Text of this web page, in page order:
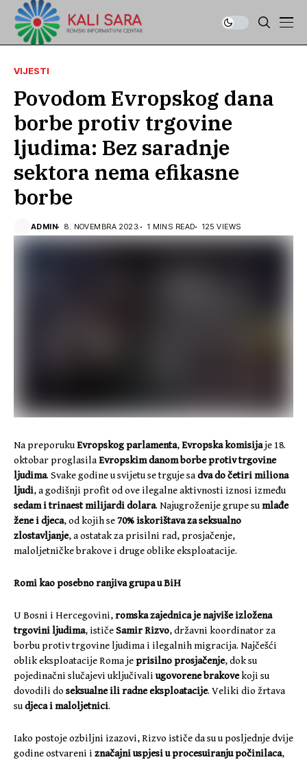
VIJESTI
Povodom Evropskog dana
borbe protiv trgovine
ljudima: Bez saradnje
sektora nema efikasne
borbe
ADMIN 8. NOVEMBRA 2023. 1 MINS READ 125 VIEWS
Na preporukuEvropskog parlamenta,Evropska komisijaje 18.
oktobar proglasilaEvropskim danom borbe protiv trgovine
ljudima. Svake godine u svijetu se trguje sadva do četiri miliona
ljudi, a godišnji profit od ove ilegalne aktivnosti iznosi između
sedam i trinaest milijardi dolara. Najugroženije grupe sumlađe
žene i djeca, od kojih se70% iskorištava za seksualno
zlostavljanje, a ostatak za prisilni rad, prosjačenje,
maloljetničke brakove i druge oblike eksploatacije.
Romi kao posebno ranjiva grupa u BiH
U Bosni i Hercegovini,romska zajednica je najviše izložena
trgovini ljudima, ističeSamir Rizvo, državni koordinator za
borbu protiv trgovine ljudima i ilegalnih migracija. Najčešći
oblik eksploatacije Roma jeprisilno prosjačenje, dok su
pojedinačni slučajevi uključivaliugovorene brakovekoji su
dovodili do seksualne ili radne eksploatacije. Veliki dio žrtava
sudjeca i maloljetnici.
Iako postoje ozbiljni izazovi, Rizvo ističe da su u posljednje dvije
godine ostvareni i značajni uspjesi u procesuiranju počinilaca,